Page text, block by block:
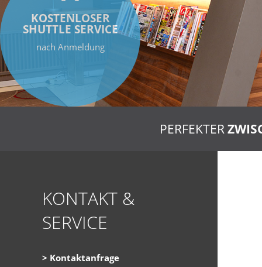
KOSTENLOSER
SHUTTLE SERVICE
nach Anmeldung
PERFEKTER
KONTAKT &
SERVICE
Kontaktanfrage